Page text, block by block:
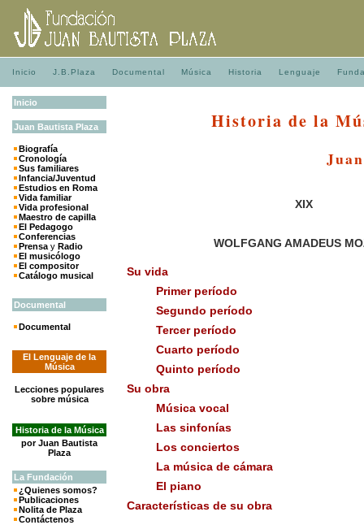
Inicio J.B.Plaza Documental Música Historia Lenguaje
Inicio
Juan Bautista Plaza
Biografía
Cronología
Sus familiares
Infancia/Juventud
Estudios en Roma
Vida familiar
Vida profesional
Maestro de capilla
El Pedagogo
Conferencias
Prensa y Radio
El musicólogo
El compositor
Catálogo musical
Documental
Documental
El Lenguaje de la
Música
Lecciones populares
sobre música
Historia de la Música
por Juan Bautista
Plaza
La Fundación
¿Quienes somos?
Publicaciones
Nolita de Plaza
Contáctenos
Historia de la
XIX
WOLFGANG AMADEUS
Su vida
Primer período
Segundo período
Tercer período
Cuarto período
Quinto período
Su obra
Música vocal
Las sinfonías
Los conciertos
La música de cámara
El piano
Características de su obra